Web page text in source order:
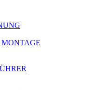
MONTAGE